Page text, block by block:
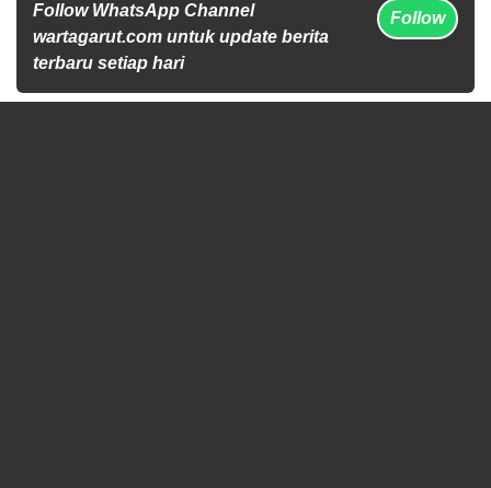
Follow WhatsApp Channel
wartagarut.com untuk update berita
terbaru setiap hari
Follow